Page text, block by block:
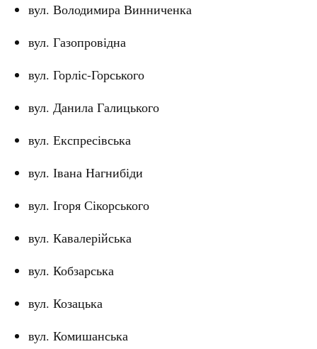
вул. Володимира Винниченка
вул. Газопровідна
вул. Горліс-Горського
вул. Данила Галицького
вул. Експресівська
вул. Івана Нагнибіди
вул. Ігоря Сікорського
вул. Кавалерійська
вул. Кобзарська
вул. Козацька
вул. Комишанська